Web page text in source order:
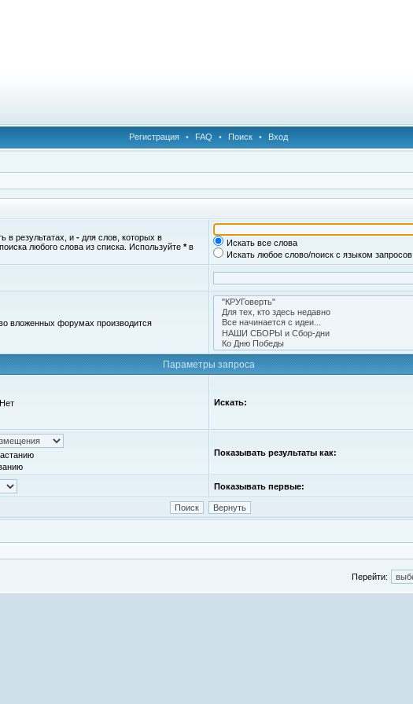
Регистрация • FAQ • Поиск • Вход
в результатах, и - для слов, которых в
любого слова из списка. Используйте *в
Искать все слова
Искать любое слово/поиск с языком запросов
вложенных форумах производится
Параметры запроса
Нет Искать:
Показывать результаты как:
Показывать первые:
Перейти: